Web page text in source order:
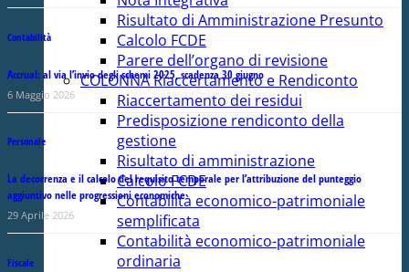
Risultato di Amministrazione Presunto
Calcolo FCDE
Parere dell’organo di revisione
COLONNA Riaccertamento e Rendiconto
Riaccertamento dei residui
Predisposizione rendiconto della
gestione
Risultato di amministrazione
Calcolo FCDE
Contabilità economico-patrimoniale
semplificata
Contabilità economico-patrimoniale
ordinaria
Contabilità
Accrual: al via l’invio degli schemi 2025, scadenza 30 giugno
6 Maggio 2026
Personale
La decorrenza e il calcolo del requisito temporale per l’attribuzione del punteggio
aggiuntivo nelle progressioni economiche
29 Aprile 2026
Fiscale